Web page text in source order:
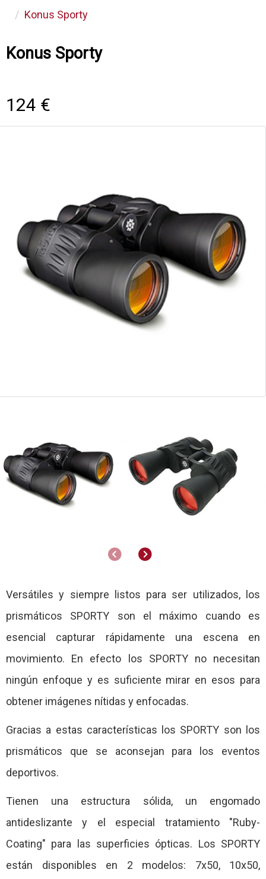
Konus Sporty
Konus Sporty
124 €
AnteriorSiguiente
Versátiles y siempre listos para ser utilizados, los
prismáticos SPORTY son el máximo cuando es
esencial capturar rápidamente una escena en
movimiento. En efecto los SPORTY no necesitan
ningún enfoque y es suficiente mirar en esos para
obtener imágenes nítidas y enfocadas.
Gracias a estas características los SPORTY son los
prismáticos que se aconsejan para los eventos
deportivos.
Tienen una estructura sólida, un engomado
antideslizante y el especial tratamiento "Ruby-
Coating" para las superficies ópticas. Los SPORTY
están disponibles en 2 modelos: 7x50, 10x50,